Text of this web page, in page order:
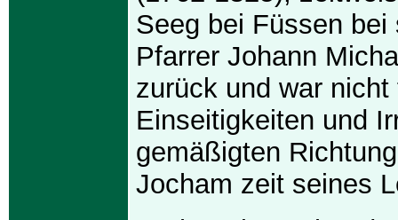
Seeg bei Füssen bei
Pfarrer Johann
zurück und war nicht
Einseitigkeiten und
gemäßigten
Jocham zeit seines